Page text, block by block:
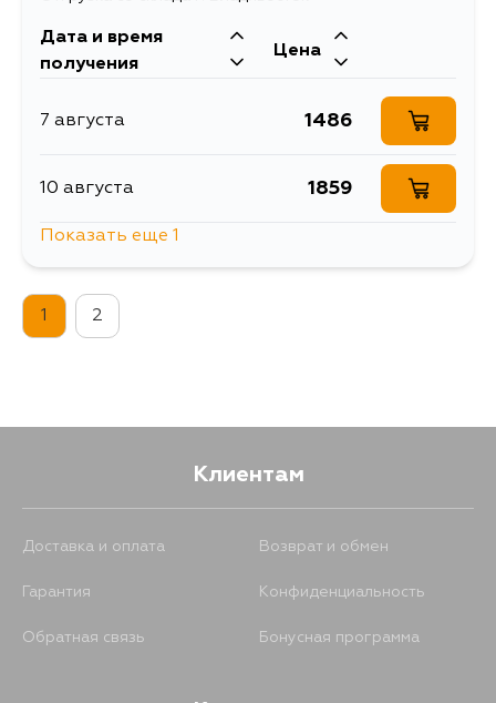
14 августа 1296
17 августа 1296
18 августа 1296
Дата и время
получения
Цена
7 августа 1486
10 августа 1859
Показать еще 1
1 2
Клиентам
Доставка и оплата Возврат и обмен
Гарантия Конфиденциальность
Обратная связь Бонусная программа